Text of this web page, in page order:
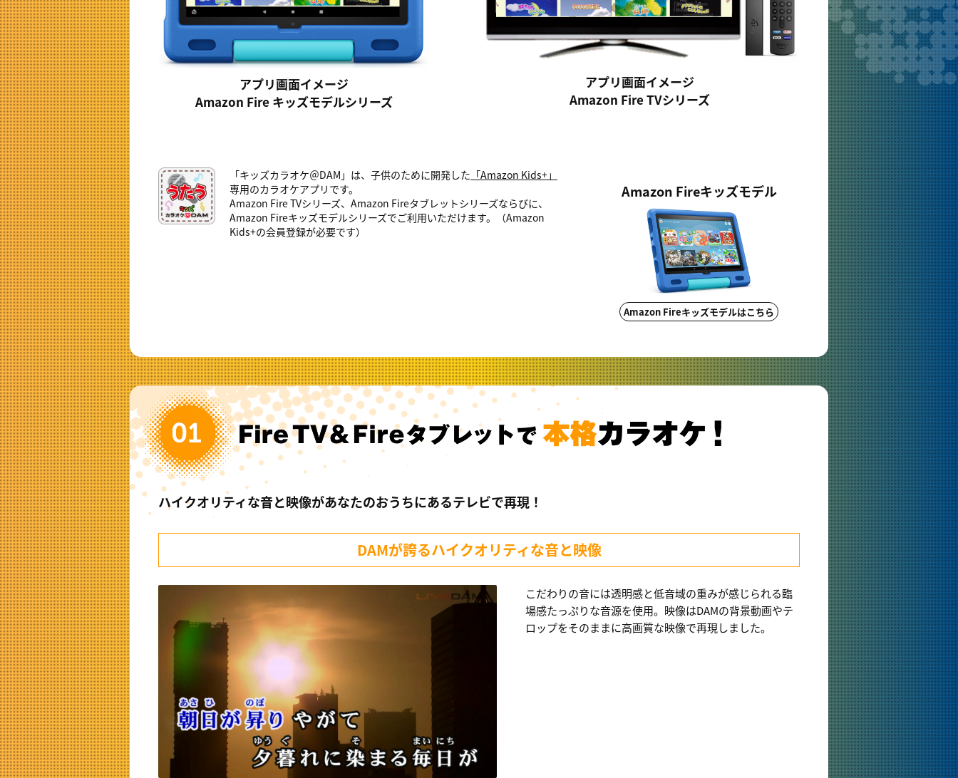
アプリ画面イメージ
Amazon Fire キッズモデルシリーズ
アプリ画面イメージ
Amazon Fire TVシリーズ
「キッズカラオケ＠DAM」は、子供のために開発した 「Amazon Kids+」
専用のカラオケアプリです。
Amazon Fire TVシリーズ、Amazon Fireタブレットシリーズならびに、
Amazon Fireキッズモデルシリーズでご利用いただけます。（Amazon
Kids+の会員登録が必要です）
Amazon Fireキッズモデル
Amazon Fireキッズモデルはこちら
ハイクオリティな音と映像があなたのおうちにあるテレビで再現！
DAMが誇るハイクオリティな音と映像
こだわりの音には透明感と低音域の重みが感じられる臨
場感たっぷりな音源を使用。映像はDAMの背景動画やテ
ロップをそのままに高画質な映像で再現しました。